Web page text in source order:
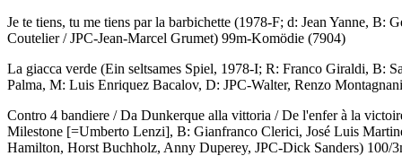
Je te tiens, tu me tiens par la barbichette (1978-F; d: Jean Yanne, B:
Coutelier / JPC-Jean-Marcel Grumet) 99m-Komödie (7904)
La giacca verde (Ein seltsames Spiel, 1978-I; R: Franco Giraldi, B:
Palma, M: Luis Enriquez Bacalov, D: JPC-Walter, Renzo
Contro 4 bandiere /Da Dunkerque alla vittoria /De l'enfer à la
Milestone [=Umberto Lenzi], B: Gianfranco Clerici, José Luis
Hamilton, Horst Buchholz, Anny Duperey, JPC-Dick Sanders) 100/